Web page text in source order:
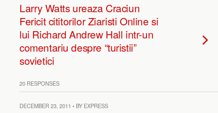
Larry Watts ureaza Craciun
Fericit cititorilor Ziaristi Online si
lui Richard Andrew Hall intr-un
comentariu despre “turistii”
sovietici
20 RESPONSES
DECEMBER 23, 2011 • BY EXPRESS